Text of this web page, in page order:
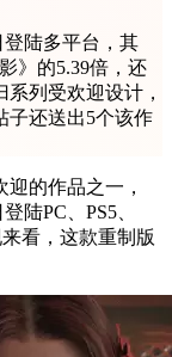
登陆多平台，其
》的5.39倍，还
列受欢迎设计，
子还送出5个该作
的作品之一，
陆PC、PS5、
看，这款重制版